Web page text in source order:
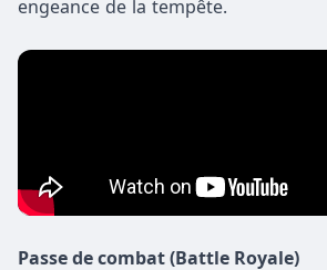
engeance de la tempête.
Passe de combat (Battle Royale)